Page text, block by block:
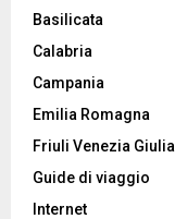
Basilicata
Calabria
Campania
Emilia Romagna
Friuli Venezia Giulia
Guide di viaggio
Internet